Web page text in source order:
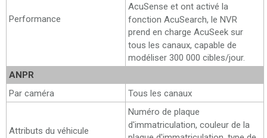
Performance
AcuSense et ont activé la
fonction AcuSearch, le NVR
prend en charge AcuSeek sur
tous les canaux, capable de
modéliser 300 000 cibles/jour.
ANPR
Par caméra
Tous les canaux
Attributs du véhicule
Numéro de plaque
d'immatriculation, couleur de la